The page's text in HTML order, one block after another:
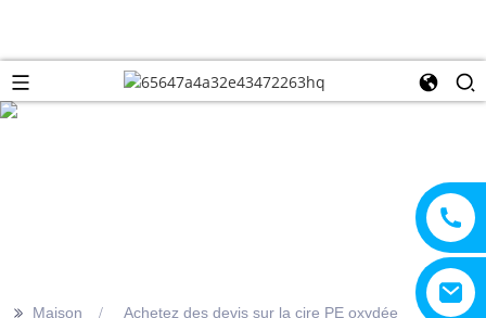
>> Maison Achetez des devis sur la cire PE oxydée